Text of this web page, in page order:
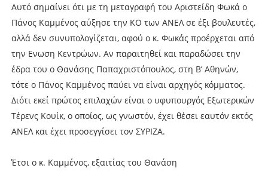
Αυτό σημαίνει ότι με τη μεταγραφή του Αριστείδη Φωκά ο
Πάνος Καμμένος αύξησε την ΚΟ των ΑΝΕΛ σε έξι βουλευτές,
αλλά δεν συνυπολογίζεται, αφού ο κ. Φωκάς προέρχεται από
την Ενωση Κεντρώων. Αν παραιτηθεί και παραδώσει την
έδρα του ο Θανάσης Παπαχριστόπουλος, στη Β’ Αθηνών,
τότε ο Πάνος Καμμένος παύει να είναι αρχηγός κόμματος.
Διότι εκεί πρώτος επιλαχών είναι ο υφυπουργός Εξωτερικών
Τέρενς Κουίκ, ο οποίος, ως γνωστόν, έχει θέσει εαυτόν εκτός
ΑΝΕΛ και έχει προσεγγίσει τον ΣΥΡΙΖΑ.
Έτσι ο κ. Καμμένος, εξαιτίας του Θανάση